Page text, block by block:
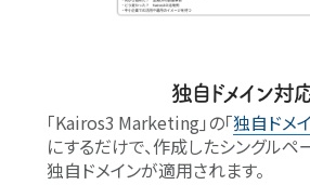
独自ドメイン対
｢Kairos3 Marketing｣の｢独自ドメ
にするだけで、作成したシングルペ
独自ドメインが適用されます。